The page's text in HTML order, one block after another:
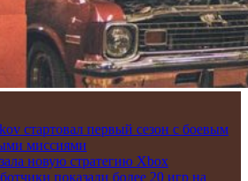
стартовал первый сезон с боевым
миссиями
новую стратегию Xbox
показали более 20 игр на